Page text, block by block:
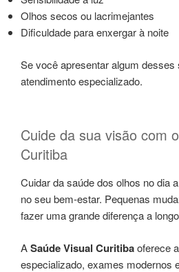
Olhos secos ou lacrimejantes
Dificuldade para enxergar à noite
Se você apresentar algum
atendimento especializado.
Cuide da sua visão com
Curitiba
Cuidar da saúde dos olhos no dia
no seu bem-estar. Pequenas
fazer uma grande diferença a
ASaúde Visual Curitibaoferece
especializado, exames modernos